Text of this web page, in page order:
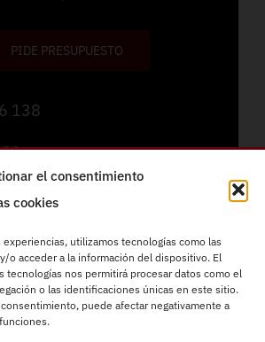
el consentimiento
cookies
experiencias, utilizamos tecnologías como las
o acceder a la información del dispositivo. El
tecnologías nos permitirá procesar datos como el
o las identificaciones únicas en este sitio.
puede afectar negativamente a
PIDE PRESUPUESTO
138
Reformas integrales
eléctricas